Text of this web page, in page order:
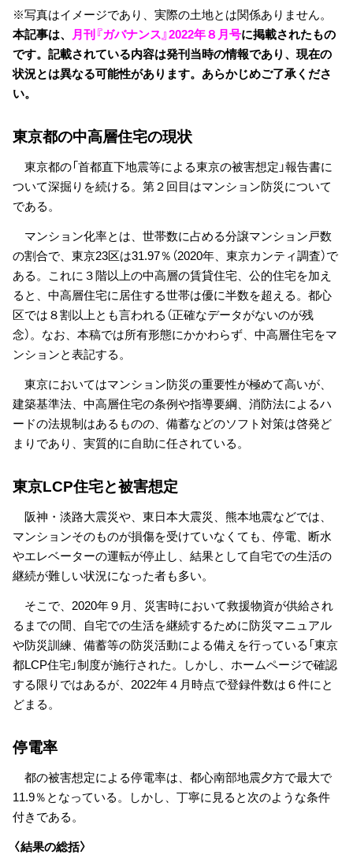
※写真はイメージであり、実際の土地とは関係ありません。
本記事は、 月刊『ガバナンス』2022年８月号に掲載されたもの
です。記載されている内容は発刊当時の情報であり、現在の
状況とは異なる可能性があります。あらかじめご了承くださ
い。
東京都の中高層住宅の現状
東京都の「首都直下地震等による東京の被害想定」報告書に
ついて深掘りを続ける。第２回目はマンション防災について
である。
マンション化率とは、世帯数に占める分譲マンション戸数
の割合で、東京23区は31.97％（2020年、東京カンティ調査）で
ある。これに３階以上の中高層の賃貸住宅、公的住宅を加え
ると、中高層住宅に居住する世帯は優に半数を超える。都心
区では８割以上とも言われる（正確なデータがないのが残
念）。なお、本稿では所有形態にかかわらず、中高層住宅をマ
ンションと表記する。
東京においてはマンション防災の重要性が極めて高いが、
建築基準法、中高層住宅の条例や指導要綱、消防法によるハ
ードの法規制はあるものの、備蓄などのソフト対策は啓発ど
まりであり、実質的に自助に任されている。
東京LCP住宅と被害想定
阪神・淡路大震災や、東日本大震災、熊本地震などでは、
マンションそのものが損傷を受けていなくても、停電、断水
やエレベーターの運転が停止し、結果として自宅での生活の
継続が難しい状況になった者も多い。
そこで、2020年９月、災害時において救援物資が供給され
るまでの間、自宅での生活を継続するために防災マニュアル
や防災訓練、備蓄等の防災活動による備えを行っている「東京
都LCP住宅」制度が施行された。しかし、ホームページで確認
する限りではあるが、2022年４月時点で登録件数は６件にと
どまる。
停電率
都の被害想定による停電率は、都心南部地震夕方で最大で
11.9％となっている。しかし、丁寧に見ると次のような条件
付きである。
〈結果の総括〉